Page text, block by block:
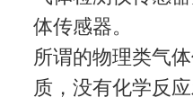
体传感器。
所谓的物理类气
质，没有化学反